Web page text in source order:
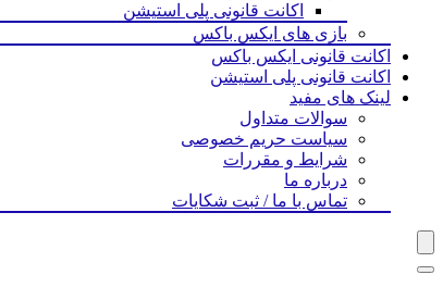
اکانت قانونی پلی استیشن
بازی های ایکس باکس
اکانت قانونی ایکس باکس
اکانت قانونی پلی استیشن
لینک های مفید
سوالات متداول
سیاست حریم خصوصی
شرایط و مقررات
درباره ما
تماس با ما / ثبت شکایات